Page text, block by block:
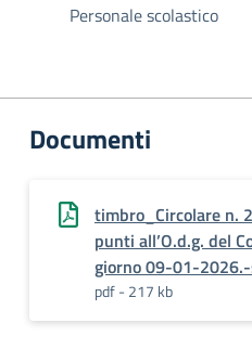
Personale scolastico
Documenti
timbro_Circolare n.
punti all’O.d.g. del
giorno 09-01-
pdf - 217 kb